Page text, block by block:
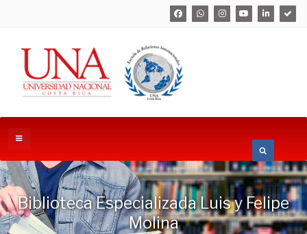
Biblioteca Especializada Luis y Felipe
Molina